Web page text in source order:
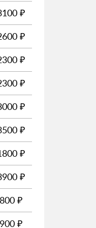
₽
₽
₽
₽
₽
₽
₽
₽
800 ₽
900 ₽